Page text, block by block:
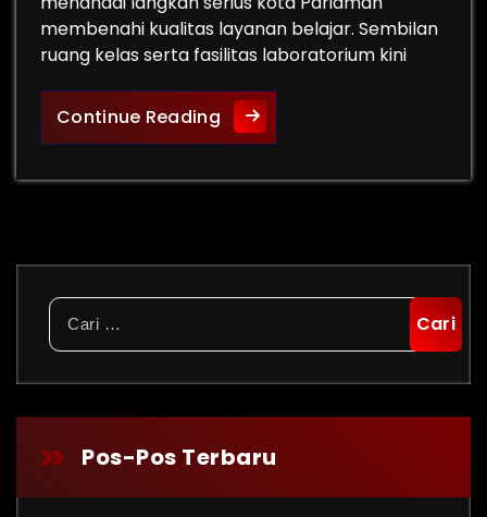
membenahi kualitas layanan belajar. Sembilan
ruang kelas serta fasilitas laboratorium kini
Continue ReadingRevitalisasi SMPN 9
Cari
untuk:
Pos-Pos Terbaru